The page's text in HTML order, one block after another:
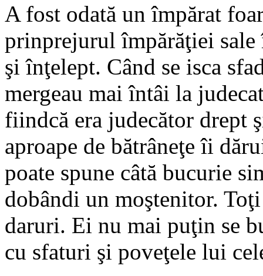
A fost odată un împărat
prinprejurul împărăţiei sale
şi înţelept. Când se isca
mergeau mai întâi la
fiindcă era judecător drept
aproape de bătrâneţe îi
poate spune câtă bucurie
dobândi un moştenitor.
daruri. Ei nu mai puţin se
cu sfaturi şi poveţele lui